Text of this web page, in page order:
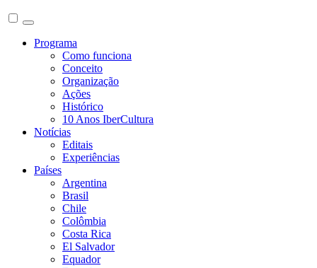
Programa
Como funciona
Conceito
Organização
Ações
Histórico
10 Anos IberCultura
Notícias
Editais
Experiências
Países
Argentina
Brasil
Chile
Colômbia
Costa Rica
El Salvador
Equador